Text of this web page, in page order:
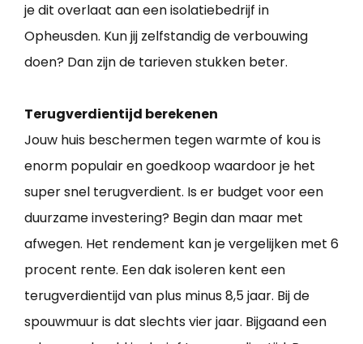
je dit overlaat aan een isolatiebedrijf in
Opheusden. Kun jij zelfstandig de verbouwing
doen? Dan zijn de tarieven stukken beter.
Terugverdientijd berekenen
Jouw huis beschermen tegen warmte of kou is
enorm populair en goedkoop waardoor je het
super snel terugverdient. Is er budget voor een
duurzame investering? Begin dan maar met
afwegen. Het rendement kan je vergelijken met 6
procent rente. Een dak isoleren kent een
terugverdientijd van plus minus 8,5 jaar. Bij de
spouwmuur is dat slechts vier jaar. Bijgaand een